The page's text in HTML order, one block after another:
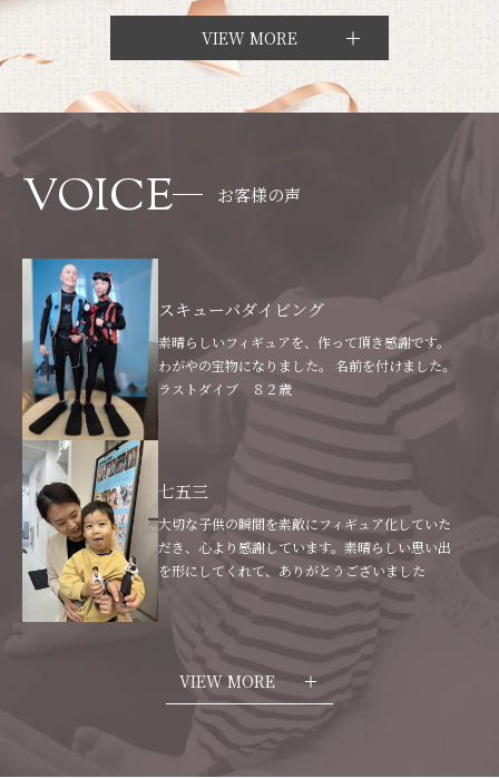
VIEW MORE
VOICE お客様の声
スキューバダイビング
素晴らしいフィギュアを、作って頂き感謝です。
わがやの宝物になりました。 名前を付けました。
ラストダイブ ８２歳
七五三
大切な子供の瞬間を素敵にフィギュア化していた
だき、心より感謝しています。素晴らしい思い出
を形にしてくれて、ありがとうございました
VIEW MORE